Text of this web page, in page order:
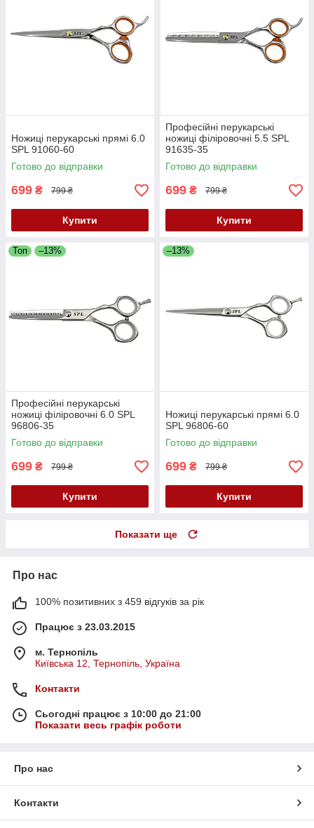
Ножиці перукарські прямі 6.0
SPL 91060-60
Готово до відправки
699 ₴ 799 ₴
Купити
Професійні перукарські
ножиці філіровочні 5.5 SPL
91635-35
Готово до відправки
699 ₴ 799 ₴
Купити
Топ –13%
Професійні перукарські
ножиці філіровочні 6.0 SPL
96806-35
Готово до відправки
699 ₴ 799 ₴
Купити
–13%
Ножиці перукарські прямі 6.0
SPL 96806-60
Готово до відправки
699 ₴ 799 ₴
Купити
Показати ще
Про нас
100% позитивних з 459 відгуків за рік
Працює з 23.03.2015
м. Тернопіль
Київська 12, Тернопіль, Україна
Контакти
Сьогодні працює з 10:00 до 21:00
Показати весь графік роботи
Про нас
Контакти